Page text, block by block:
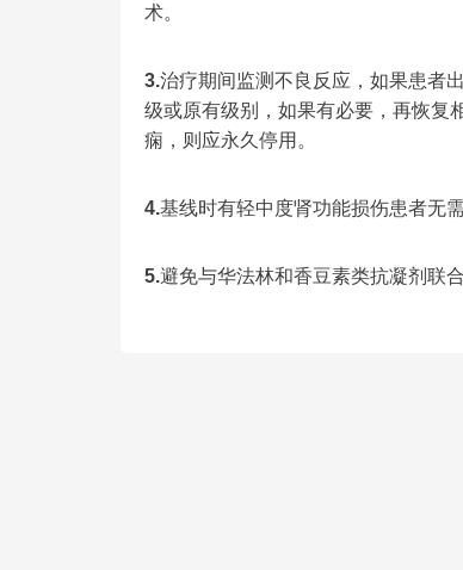
术。
3.治疗期间监测不良反应，如果患者
级或原有级别，如果有必要，再恢复
痫，则应永久停用。
4.基线时有轻中度肾功能损伤患者无
5.避免与华法林和香豆素类抗凝剂联